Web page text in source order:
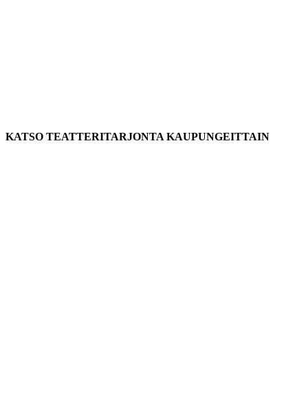
KATSO TEATTERITARJONTA KAUPUNGEITTAIN